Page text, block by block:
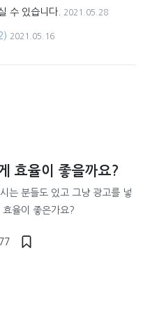
수 있습니다. 2021.05.28
2021.05.16
효율이 좋을까요?
는 분들도 있고 그냥 광고를 넣
율이 좋은가요?